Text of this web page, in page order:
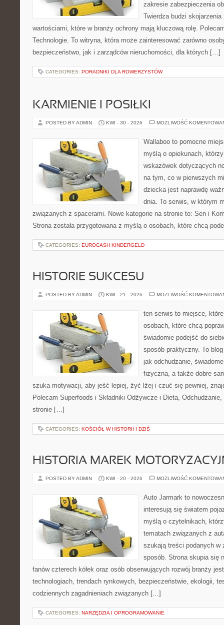
zakresie zabezpieczenia
Twierdza budzi
wartościami, które w branży ochrony mają kluczową rolę.
Technologie. To witryna, która może zainteresować zarówno
bezpieczeństwo, jak i zarządców nieruchomości, dla których […]
CATEGORIES: PORADNIKI DLA ROWERZYSTÓW
KARMIENIE I POSIŁKI
POSTED BY ADMIN KWI - 30 - 2026 MOŻLIWOŚĆ
Wallaboo to pomocne
myślą o opiekunach,
wskazówek dotyczących
na tym, co w pierwszych
dziecka jest naprawdę
dnia. To serwis, w którym
związanych z spacerami. Nowe kategorie na stronie to: Sen i
Strona została przygotowana z myślą o osobach, które chcą
CATEGORIES: EUROCASH KINDERGELD
HISTORIE SUKCESU
POSTED BY ADMIN KWI - 21 - 2026 MOŻLIWOŚĆ
ten serwis to miejsce,
osobach, które chcą
świadomie podejść do
sposób praktyczny. To
jak odchudzanie,
fizyczna, a także dobre
szuka motywacji, aby jeść lepiej, żyć lżej i czuć się pewniej,
Polecam Superfoods i Składniki Odżywcze i Dieta,
stronie […]
CATEGORIES: KOŚCIÓŁ W HISTORII I DZIŚ
HISTORIA MAREK
POSTED BY ADMIN KWI - 20 - 2026 MOŻLIWOŚĆ
Auto Jarmark to
interesują się światem
myślą o czytelnikach,
tematach związanych z
szukają treści podanych w
sposób. Strona skupia się
fanów czterech kółek oraz osób obserwujących rozwój branży
technologiach, trendach rynkowych, bezpieczeństwie, ekologii,
codziennych zagadnieniach związanych […]
CATEGORIES: NARZĘDZIA I OPROGRAMOWANIE